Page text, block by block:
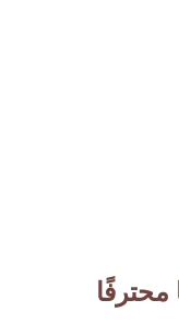
محترفًا